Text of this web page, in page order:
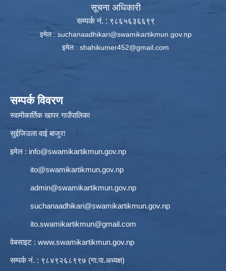
सूचना अधिकारी
सम्पर्क नं. : ९८६५६३६६९९
इमेल : suchanaadhikari@swamikartikmun.gov.np
इमेल : shahikumer452@gmail.com
सम्पर्क विवरण
स्वामीकार्तिक खापर गाउँपालिका
सुईजिउला वाई बाजुरा
इमेल : info@swamikartikmun.gov.np
ito@swamikartikmun.gov.np
admin@swamikartikmun.gov.np
suchanaadhikari@swamikartikmun.gov.np
ito.swamikartikmun@gmail.com
वेबसाइट : www.swamikartikmun.gov.np
सम्पर्क नं. : ९८४९२६८९९७ (गा.पा.अध्यक्ष)